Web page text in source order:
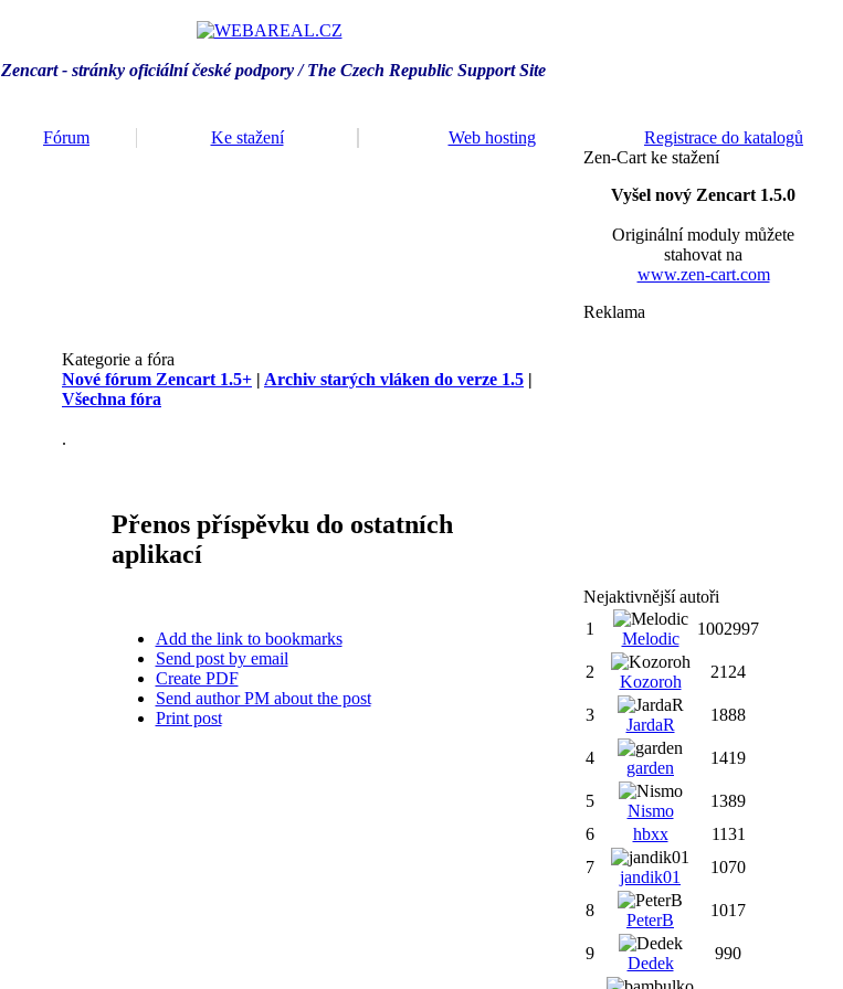
Zencart - stránky oficiální české podpory / The Czech Republic Support Site
Fórum Ke stažení Web hosting Registrace do katalogů
Kategorie a fóra
Nové fórum Zencart 1.5+ | Archiv starých vláken do verze 1.5 |
Všechna fóra
.
Přenos příspěvku do ostatních
aplikací
Add the link to bookmarks
Send post by email
Create PDF
Send author PM about the post
Print post
Zen-Cart ke stažení
Vyšel nový Zencart 1.5.0
Originální moduly můžete
stahovat na
www.zen-cart.com
Reklama
Nejaktivnější autoři
1
Melodic
1002997
2
Kozoroh
2124
3
JardaR
1888
4
garden
1419
5
Nismo
1389
6
hbxx
1131
7
jandik01
1070
8
PeterB
1017
9
Dedek
990